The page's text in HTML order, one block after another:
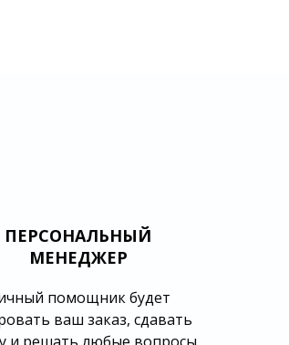
ПЕРСОНАЛЬНЫЙ
МЕНЕДЖЕР
помощник будет
ваш заказ, сдавать